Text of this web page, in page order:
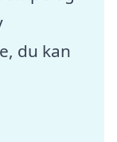
du kan